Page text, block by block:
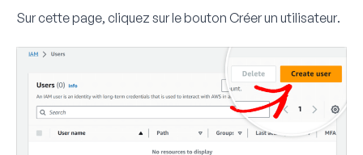
Sur cette page, cliquez sur le bouton Créer un utilisateur.